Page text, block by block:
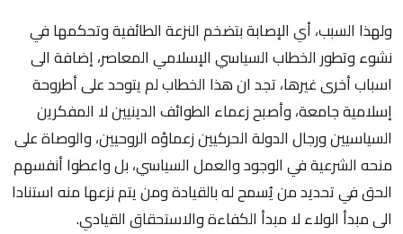
ولهذا السبب، أي الإصابة بتضخم النزعة الطائفية وتحكمها في
نشوء وتطور الخطاب السياسي الإسلامي المعاصر، إضافة الى
اسباب أخرى غيرها، تجد ان هذا الخطاب لم يتوحد على أطروحة
إسلامية جامعة، وأصبح زعماء الطوائف الدينيين لا المفكرين
السياسيين ورجال الدولة الحركيين زعماؤه الروحيين، والوصاة على
منحه الشرعية في الوجود والعمل السياسي، بل واعطوا أنفسهم
الحق في تحديد من يُسمح له بالقيادة ومن يتم نزعها منه استنادا
الى مبدأ الولاء لا مبدأ الكفاءة والاستحقاق القيادي.